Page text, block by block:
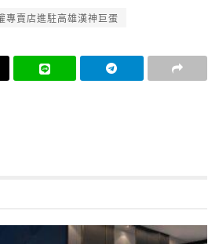
專賣店進駐高雄漢神巨蛋